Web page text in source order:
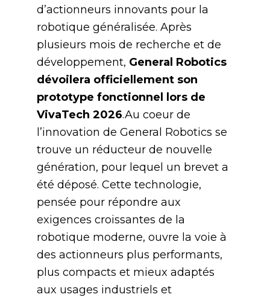
d’actionneurs innovants pour la
robotique généralisée. Après
plusieurs mois de recherche et de
développement, General Robotics
dévoilera officiellement son
prototype fonctionnel lors de
VivaTech 2026.Au coeur de
l’innovation de General Robotics se
trouve un réducteur de nouvelle
génération, pour lequel un brevet a
été déposé. Cette technologie,
pensée pour répondre aux
exigences croissantes de la
robotique moderne, ouvre la voie à
des actionneurs plus performants,
plus compacts et mieux adaptés
aux usages industriels et